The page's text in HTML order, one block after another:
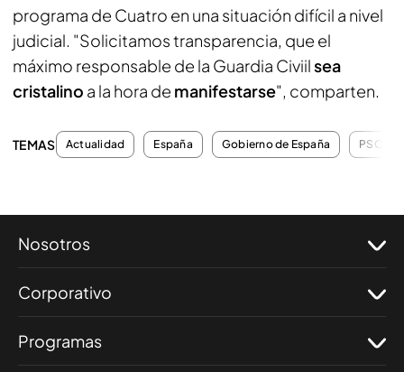
programa de Cuatro en una situación difícil a nivel
judicial. "Solicitamos transparencia, que el
máximo responsable de la Guardia Civiilsea
cristalino a la hora de manifestarse", comparten.
TEMAS Actualidad España Gobierno de España PSOE
Nosotros
Corporativo
Programas